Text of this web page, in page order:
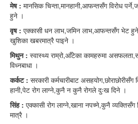
मेष : मानसिक चिन्ता,मानहानी,आफन्तसँग विरोध
हुने ।
वृष : एक्कासी धन लाभ,जमिन लाभ,आफन्तसँग भेट हुने
खुशिका खबरमात्रै पाइने ।
मिथुन : स्वास्थ्य राम्रो,आँटेका कामहरुमा
विध्नबाधा ।
कर्कट : सरकारी कर्मचारीबाट असहयोग,छोराछोरीसँग
हानी,पेट रोग लाग्ने,कुनै न कुनै रोगले दुःख दिने ।
सिंह : एक्कासी रोग लाग्ने,खाना नपच्ने,कुनै व्यक्तिसँग
मात्रै ।